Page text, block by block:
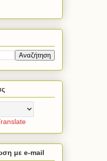
με e-mail